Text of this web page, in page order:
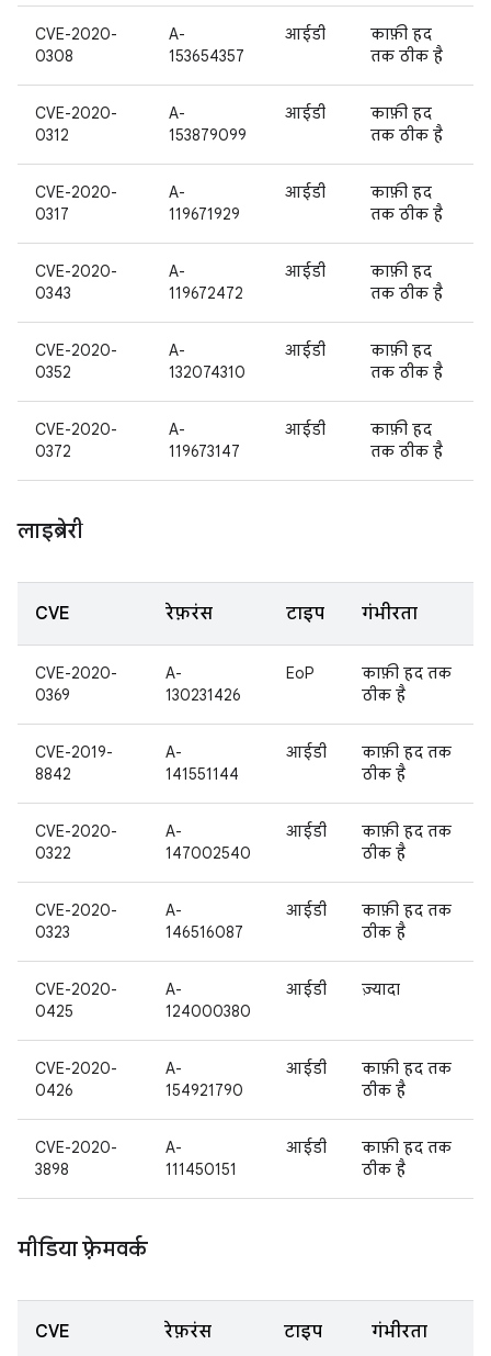
CVE-2020-
0308
A-
153654357
आईडी
काफ़ी हद
तक ठीक है
CVE-2020-
0312
A-
153879099
आईडी
काफ़ी हद
तक ठीक है
CVE-2020-
0317
A-
119671929
आईडी
काफ़ी हद
तक ठीक है
CVE-2020-
0343
A-
119672472
आईडी
काफ़ी हद
तक ठीक है
CVE-2020-
0352
A-
132074310
आईडी
काफ़ी हद
तक ठीक है
CVE-2020-
0372
A-
119673147
आईडी
काफ़ी हद
तक ठीक है
लाइब्रेरी
CVE रेफ़रंस टाइप गंभीरता
CVE-2020-
0369
A-
130231426
EoP
काफ़ी हद तक
ठीक है
CVE-2019-
8842
A-
141551144
आईडी
काफ़ी हद तक
ठीक है
CVE-2020-
0322
A-
147002540
आईडी
काफ़ी हद तक
ठीक है
CVE-2020-
0323
A-
146516087
आईडी
काफ़ी हद तक
ठीक है
CVE-2020-
0425
A-
124000380
आईडी ज़्यादा
CVE-2020-
0426
A-
154921790
आईडी
काफ़ी हद तक
ठीक है
CVE-2020-
3898
A-
111450151
आईडी
काफ़ी हद तक
ठीक है
मीडिया फ़्रेमवर्क
CVE रेफ़रंस टाइप गंभीरता